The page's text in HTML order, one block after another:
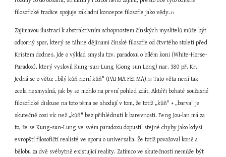
filosofické tradice spojuje základní koncepce filosofie jako vědy.13
Zajímavou ilustrací k abstraktivním schopnostem čínských myslitelů může být
odborný spor, který se táhne dějinami čínské filosofie od čtvrtého století před
Kristem dodnes. Jde o výklad smyslu tzv. paradoxu o bílém koni (White-Horse-
Paradox), který vyslovil Kung-sun-Lung (Gong sun Long) nar. 380 př. Kr.
Jedná se o větu: „bílý kůň není kůň" (PAI MA FEI MA).14 Tato věta není tak
zcela nesmyslná, jak by se mohlo na první pohled zdát. Aktéři bohaté současné
filosofické diskuse na toto téma se shodují v tom, že totiž „kůň" + „barva" je
skutečně cosi víc než „kůň" bez přihlédnutí k barevnosti. Feng Jou-lan má za
to, že se Kung-sun-Lung ve svém paradoxu dopustil stejné chyby jako kdysi
evropští filosofičtí realisté ve sporu o universalia. Že totiž považoval koně a
bělobu za dvě svébytně existující reality. Zatímco ve skutečnosti nemůže být